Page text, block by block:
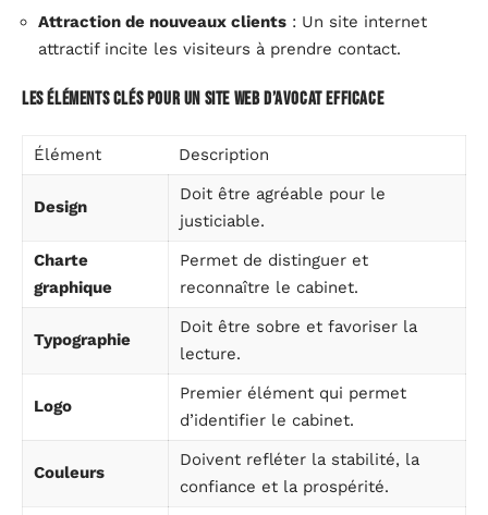
Attraction de nouveaux clients : Un site internet
attractif incite les visiteurs à prendre contact.
Les éléments clés pour un site web d’avocat efficace
Élément Description
Design
Doit être agréable pour le
justiciable.
Charte
graphique
Permet de distinguer et
reconnaître le cabinet.
Typographie
Doit être sobre et favoriser la
lecture.
Logo
Premier élément qui permet
d’identifier le cabinet.
Couleurs
Doivent refléter la stabilité, la
confiance et la prospérité.